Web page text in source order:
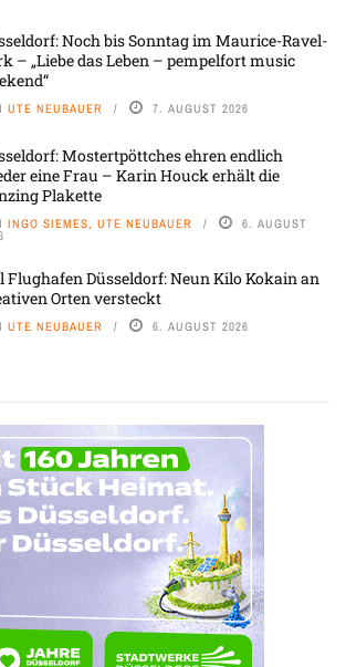
Noch bis Sonntag im Maurice-Ravel-
– „Liebe das Leben – pempelfort music
UTE NEUBAUER 7. AUGUST 2026
Mostertpöttches ehren endlich
eine Frau – Karin Houck erhält die
Plakette
INGO SIEMES, UTE NEUBAUER 6. AUGUST
Flughafen Düsseldorf: Neun Kilo Kokain an
Orten versteckt
UTE NEUBAUER 6. AUGUST 2026